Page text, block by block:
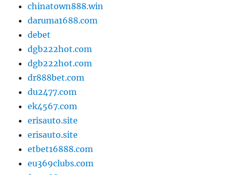
chinatown888.win
daruma1688.com
debet
dgb222hot.com
dgb222hot.com
dr888bet.com
du2477.com
ek4567.com
erisauto.site
erisauto.site
etbet16888.com
eu369clubs.com